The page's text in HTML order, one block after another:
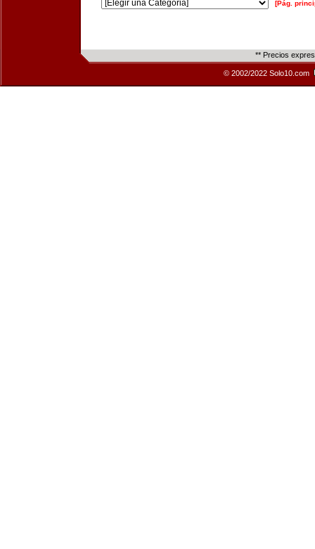
[Pág.
** Precios
© 2002/2022 Solo10.com